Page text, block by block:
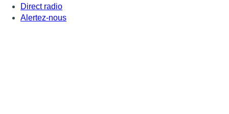
Direct radio
Alertez-nous